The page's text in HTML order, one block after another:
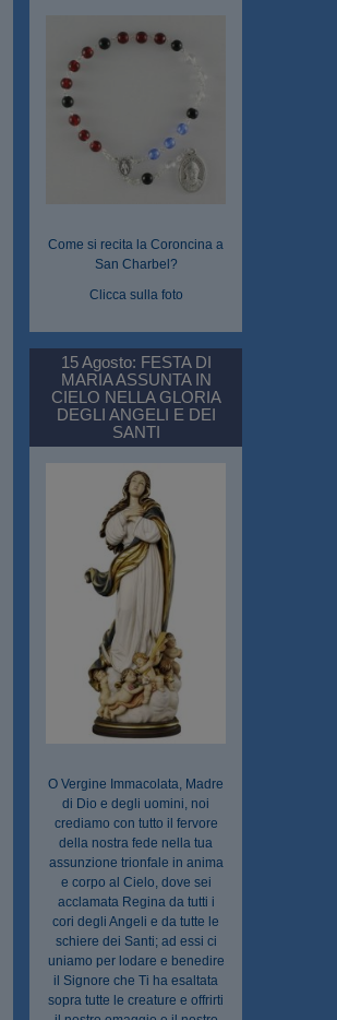
Come si recita la Coroncina a
San Charbel?
Clicca sulla foto
15 Agosto: FESTA DI
MARIA ASSUNTA IN
CIELO NELLA GLORIA
DEGLI ANGELI E DEI
SANTI
O Vergine Immacolata, Madre
di Dio e degli uomini, noi
crediamo con tutto il fervore
della nostra fede nella tua
assunzione trionfale in anima
e corpo al Cielo, dove sei
acclamata Regina da tutti i
cori degli Angeli e da tutte le
schiere dei Santi; ad essi ci
uniamo per lodare e benedire
il Signore che Ti ha esaltata
sopra tutte le creature e offrirti